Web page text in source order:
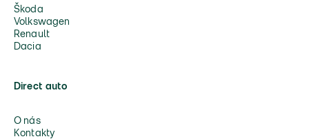
Škoda
Volkswagen
Renault
Dacia
Direct auto
O nás
Kontakty